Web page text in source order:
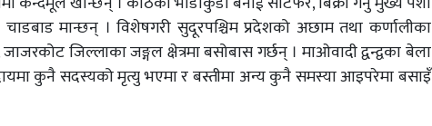
मान्छन् । विशेषगरी सुदूरपश्चिम प्रदेशको अछाम तथा कर्णालीका
जिल्लाका जङ्गल क्षेत्रमा बसोबास गर्छन् । माओवादी द्वन्द्वका बेला
कुनै सदस्यको मृत्यु भएमा र बस्तीमा अन्य कुनै समस्या आइपरेमा बसाइँ